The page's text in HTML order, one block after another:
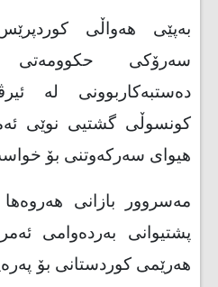
بەپێی هەواڵی
سەرۆكی حكوومەتی
دەستبەكاربوونی لە
كونسوڵی گشتیی نوێی
هیوای سەركەوتنی بۆ
مەسروور بازانی
پشتیوانی بەردەوامی
هەرێمی كوردستانی بۆ